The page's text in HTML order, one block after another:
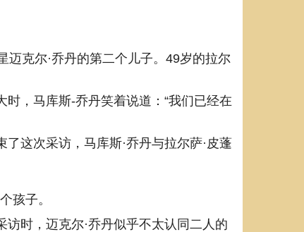
克尔·乔丹的第二个儿子。49岁的拉尔
，马库斯-乔丹笑着说道：“我们已经在
这次采访，马库斯·乔丹与拉尔萨·皮蓬
孩子。
时，迈克尔·乔丹似乎不太认同二人的